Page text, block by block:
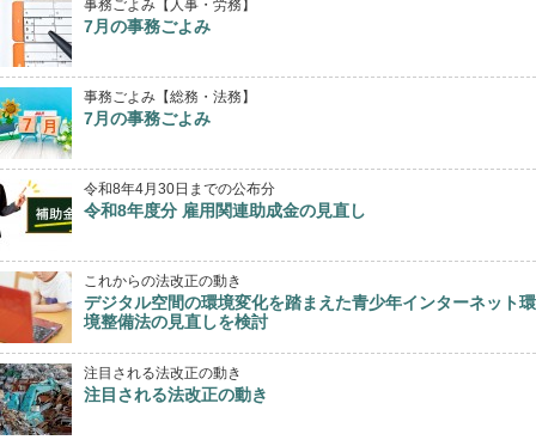
事務ごよみ【人事・労務】
7月の事務ごよみ
事務ごよみ【総務・法務】
7月の事務ごよみ
令和8年4月30日までの公布分
令和8年度分 雇用関連助成金の見直し
これからの法改正の動き
デジタル空間の環境変化を踏まえた青少年インターネット環
境整備法の見直しを検討
注目される法改正の動き
注目される法改正の動き